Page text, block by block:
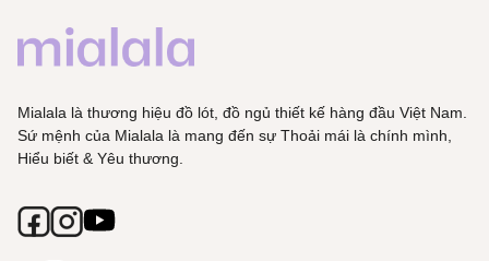
Mialala là thương hiệu đồ lót, đồ ngủ thiết kế hàng đầu Việt Nam.
Sứ mệnh của Mialala là mang đến sự Thoải mái là chính mình,
Hiểu biết & Yêu thương.